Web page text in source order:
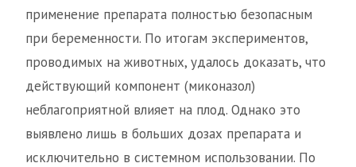
применение препарата полностью безопасным
при беременности. По итогам экспериментов,
проводимых на животных, удалось доказать, что
действующий компонент (миконазол)
неблагоприятной влияет на плод. Однако это
выявлено лишь в больших дозах препарата и
исключительно в системном использовании. По